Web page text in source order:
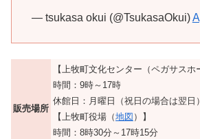
— tsukasa okui (@TsukasaOkui)
販売場所
【上牧町文化センター（ペガサスホ
時間：9時～17時
休館日：月曜日（祝日の場合は翌日
【上牧町役場（地図 ）】
時間：8時30分～17時15分